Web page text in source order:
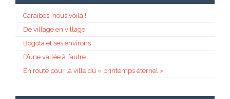
Caraïbes, nous voilà !
De village en village
Bogota et ses environs
D’une vallée à l’autre
En route pour la ville du « printemps éternel »